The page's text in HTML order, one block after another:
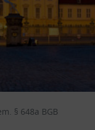
§ 648a BGB